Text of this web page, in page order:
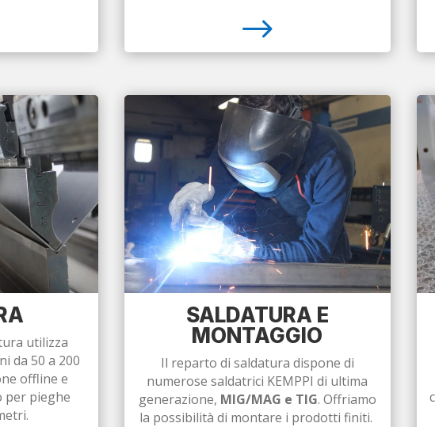
$
utilizza
da 50 a 200
offline e
per pieghe
SALDATURA E
MONTAGGIO
Il reparto di saldatura dispone di
numerose saldatrici KEMPPI di ultima
generazione, MIG/MAG e TIG. Offriamo
la possibilità di montare i prodotti finiti.